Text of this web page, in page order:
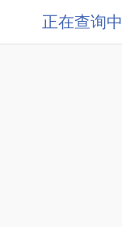
正在查询中